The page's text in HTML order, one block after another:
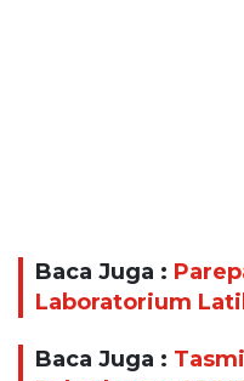
Baca Juga :
Laboratorium
Baca Juga :